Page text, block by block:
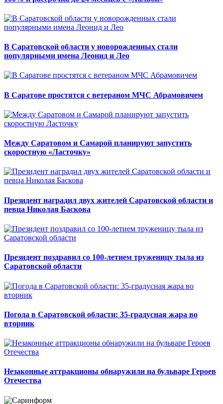
В Саратовской области у новорожденных стали
популярными имена Леонид и Лео
В Саратове простятся с ветераном МЧС Абрамовичем
Между Саратовом и Самарой планируют запустить
скоростную «Ласточку»
Президент наградил двух жителей Саратовской области и
певца Николая Баскова
Президент поздравил со 100-летием труженицу тыла из
Саратовской области
Погода в Саратовской области: 35-градусная жара во
вторник
Незаконные аттракционы обнаружили на бульваре Героев
Отечества